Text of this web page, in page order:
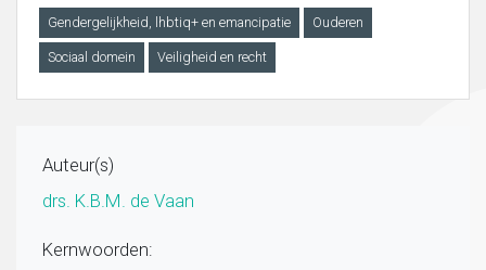
Gendergelijkheid, lhbtiq+ en emancipatie Ouderen
Sociaal domein Veiligheid en recht
Auteur(s)
drs. K.B.M. de Vaan
Kernwoorden: